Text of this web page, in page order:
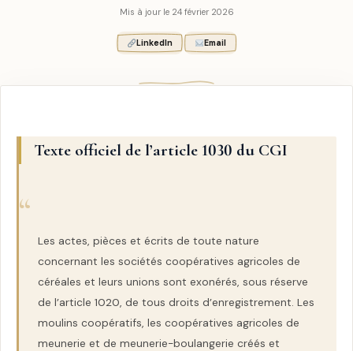
Mis à jour le 24 février 2026
LinkedIn Email
Texte officiel de l’article 1030 du CGI
Les actes, pièces et écrits de toute nature
concernant les sociétés coopératives agricoles de
céréales et leurs unions sont exonérés, sous réserve
de l’article 1020, de tous droits d’enregistrement. Les
moulins coopératifs, les coopératives agricoles de
meunerie et de meunerie-boulangerie créés et